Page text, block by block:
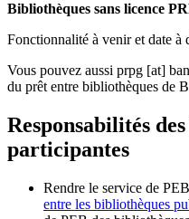
Bibliothèques sans licence
Fonctionnalité à venir et date à
Vous pouvez aussi prpg [at]
du prêt entre bibliothèques de
Responsabilités
participantes
Rendre le service de
entre les bibliothèques